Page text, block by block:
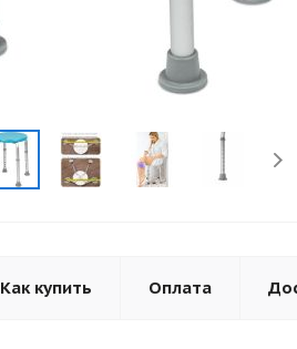
Как купить Оплата